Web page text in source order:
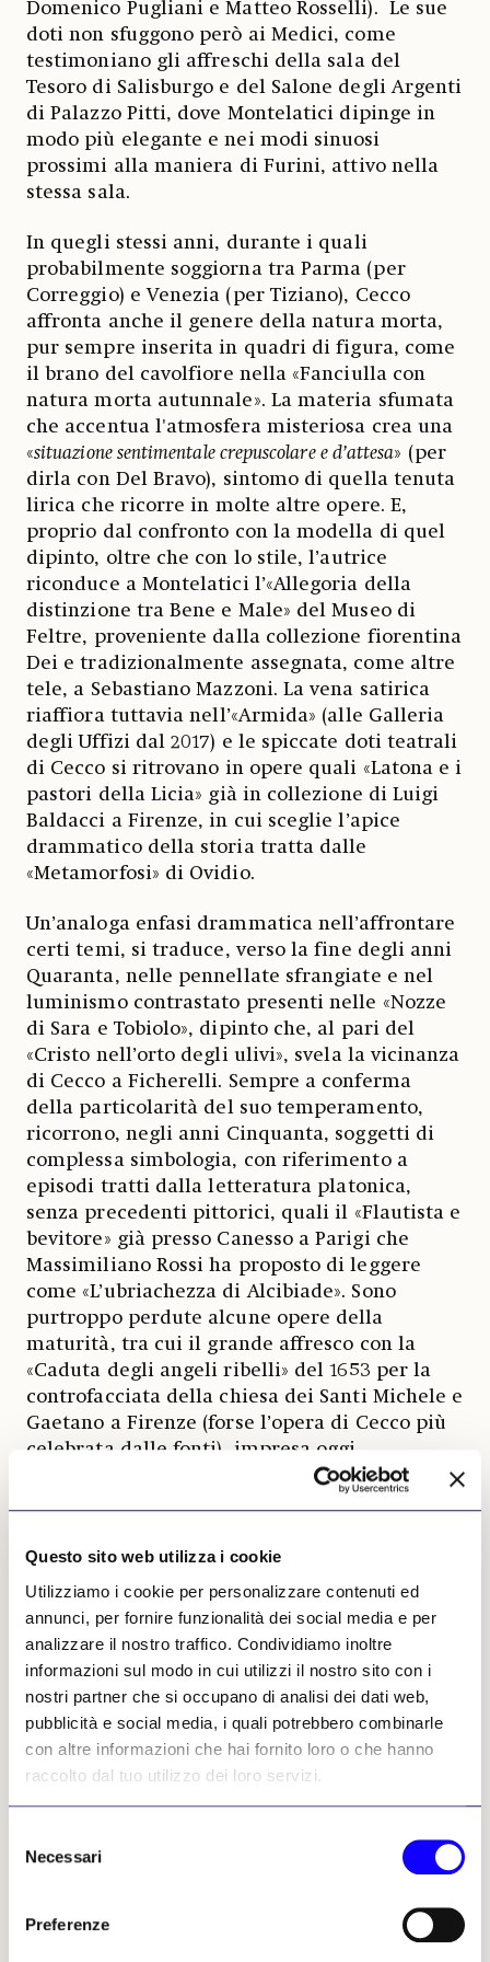
Questo sito web utilizza i cookie
Utilizziamo i cookie per personalizzare contenuti ed
annunci, per fornire funzionalità dei social media e per
analizzare il nostro traffico. Condividiamo inoltre
informazioni sul modo in cui utilizzi il nostro sito con i
nostri partner che si occupano di analisi dei dati web,
pubblicità e social media, i quali potrebbero combinarle
con altre informazioni che hai fornito loro o che hanno
raccolto dal tuo utilizzo dei loro servizi.
delNecessari
Preferenze
Domenico Pugliani e Matteo Rosselli). Le sue
doti non sfuggono però ai Medici, come
testimoniano gli affreschi della sala del
Tesoro di Salisburgo e del Salone degli Argenti
di Palazzo Pitti, dove Montelatici dipinge in
modo più elegante e nei modi sinuosi
prossimi alla maniera di Furini, attivo nella
stessa sala.
In quegli stessi anni, durante i quali
probabilmente soggiorna tra Parma (per
Correggio) e Venezia (per Tiziano), Cecco
affronta anche il genere della natura morta,
pur sempre inserita in quadri di figura, come
il brano del cavolfiore nella «Fanciulla con
natura morta autunnale». La materia sfumata
che accentua l'atmosfera misteriosa crea una
«situazione sentimentale crepuscolare e d’attesa» (per
dirla con Del Bravo), sintomo di quella tenuta
lirica che ricorre in molte altre opere. E,
proprio dal confronto con la modella di quel
dipinto, oltre che con lo stile, l’autrice
riconduce a Montelatici l’«Allegoria della
distinzione tra Bene e Male» del Museo di
Feltre, proveniente dalla collezione fiorentina
Dei e tradizionalmente assegnata, come altre
tele, a Sebastiano Mazzoni. La vena satirica
riaffiora tuttavia nell’«Armida» (alle Galleria
degli Uffizi dal 2017) e le spiccate doti teatrali
di Cecco si ritrovano in opere quali «Latona e i
pastori della Licia» già in collezione di Luigi
Baldacci a Firenze, in cui sceglie l’apice
drammatico della storia tratta dalle
«Metamorfosi» di Ovidio.
Un’analoga enfasi drammatica nell’affrontare
certi temi, si traduce, verso la fine degli anni
Quaranta, nelle pennellate sfrangiate e nel
luminismo contrastato presenti nelle «Nozze
di Sara e Tobiolo», dipinto che, al pari del
«Cristo nell’orto degli ulivi», svela la vicinanza
di Cecco a Ficherelli. Sempre a conferma
della particolarità del suo temperamento,
ricorrono, negli anni Cinquanta, soggetti di
complessa simbologia, con riferimento a
episodi tratti dalla letteratura platonica,
senza precedenti pittorici, quali il «Flautista e
bevitore» già presso Canesso a Parigi che
Massimiliano Rossi ha proposto di leggere
come «L’ubriachezza di Alcibiade». Sono
purtroppo perdute alcune opere della
maturità, tra cui il grande affresco con la
«Caduta degli angeli ribelli» del 1653 per la
controfacciata della chiesa dei Santi Michele e
Gaetano a Firenze (forse l’opera di Cecco più
celebrata dalle fonti), impresa oggi
testimoniata solo da un folto e bellissimo
specie per la maniera frenetica
nell’abbozzare le immagini sul foglio, tramite
un linearismo franto e convulso.
delle opere comprende oltre settanta dipinti
(con schede molto puntuali riguardo la
respinte), il catalogo della grafica annovera
oltre quattrocento disegni, dove si evidenzia
eccedente ogni umana credenza
Francesco Maria Niccolò Gabburri. Nelle opere